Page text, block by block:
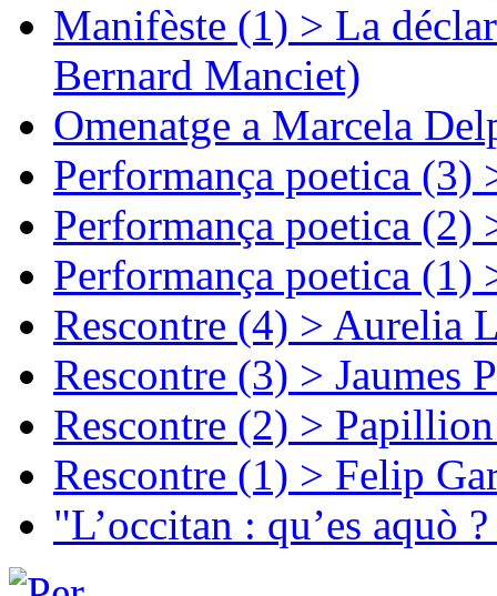
Manifèste (1) > La
Bernard Manciet)
Omenatge a Marcela
Performança poetica (3)
Performança poetica (2)
Performança poetica (1)
Rescontre (4) > Aurelia
Rescontre (3) > Jaumes
Rescontre (2) >
Rescontre (1) > Felip
"L’occitan : qu’es aquò